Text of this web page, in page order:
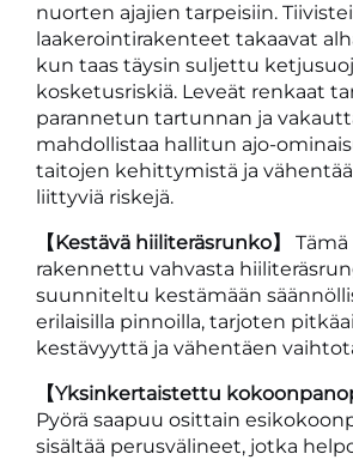
nuorten ajajien tarpeisiin.
laakerointirakenteet takaavat
kun taas täysin suljettu
kosketusriskiä. Leveät renkaat
parannetun tartunnan ja
mahdollistaa hallitun ajo-
taitojen kehittymistä ja
liittyviä riskejä.
【Kestävä hiiliteräsrunko】 Tämä
rakennettu vahvasta
suunniteltu kestämään
erilaisilla pinnoilla, tarjoten
kestävyyttä ja vähentäen
【Yksinkertaistettu
Pyörä saapuu osittain
sisältää perusvälineet, jotka